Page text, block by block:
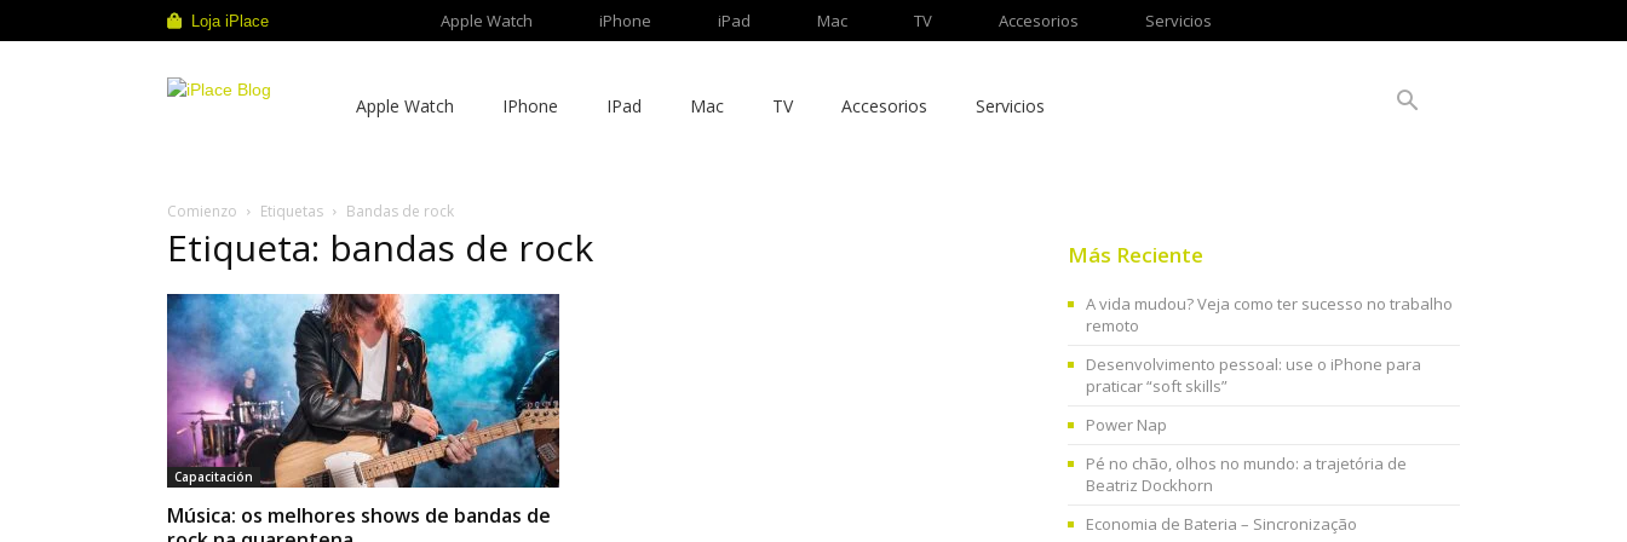
Loja iPlace Apple Watch iPhone iPad Mac TV Accesorios Servicios
Apple Watch IPhone IPad Mac TV Accesorios Servicios
Comienzo Etiquetas Bandas de rock
Etiqueta: bandas de rock
Capacitación
Música: os melhores shows de bandas de
Más Reciente
A vida mudou? Veja como ter sucesso no trabalho
remoto
Desenvolvimento pessoal: use o iPhone para
praticar “soft skills”
Power Nap
Pé no chão, olhos no mundo: a trajetória de
Beatriz Dockhorn
Economia de Bateria – Sincronização